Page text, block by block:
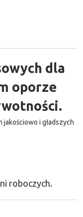
dla
oporze
i gładszych
roboczych.